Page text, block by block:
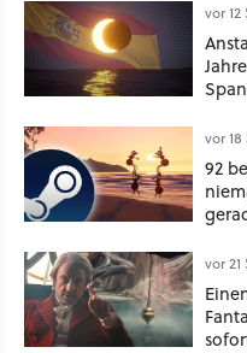
vor
vor
92
vor